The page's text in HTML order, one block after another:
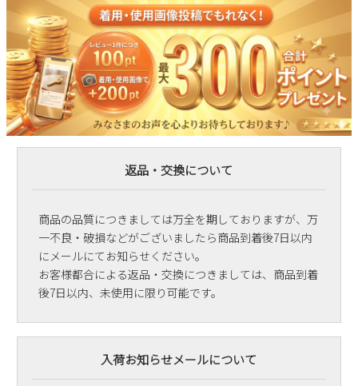
返品・交換について
商品の品質につきましては万全を期しておりますが、万
一不良・破損などがございましたら商品到着後7日以内
にメールにてお知らせください。
お客様都合による返品・交換につきましては、商品到着
後7日以内、未使用に限り可能です。
入荷お知らせメールについて